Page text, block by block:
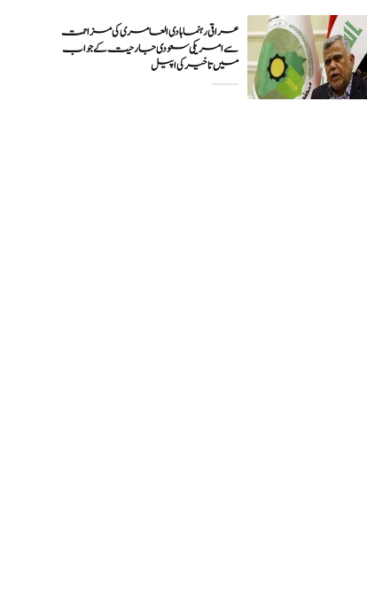
عراقی رہنما ہادی العامری کی مزاحمت
سے امریکی سعودی جارحیت کے جواب
میں تاخیر کی اپیل